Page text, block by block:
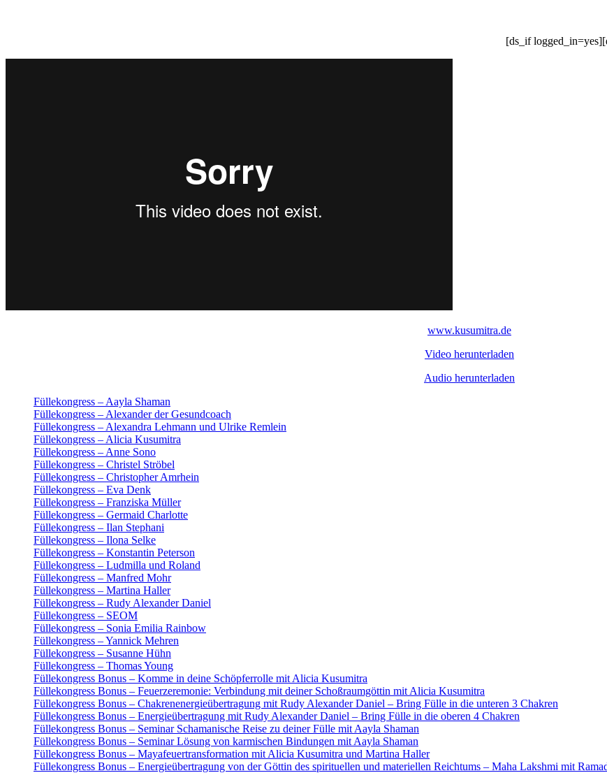
[ds_if
www.kusumitra.de
Video herunterladen
Audio herunterladen
Füllekongress – Aayla Shaman
Füllekongress – Alexander der Gesundcoach
Füllekongress – Alexandra Lehmann und Ulrike Remlein
Füllekongress – Alicia Kusumitra
Füllekongress – Anne Sono
Füllekongress – Christel Ströbel
Füllekongress – Christopher Amrhein
Füllekongress – Eva Denk
Füllekongress – Franziska Müller
Füllekongress – Germaid Charlotte
Füllekongress – Ilan Stephani
Füllekongress – Ilona Selke
Füllekongress – Konstantin Peterson
Füllekongress – Ludmilla und Roland
Füllekongress – Manfred Mohr
Füllekongress – Martina Haller
Füllekongress – Rudy Alexander Daniel
Füllekongress – SEOM
Füllekongress – Sonia Emilia Rainbow
Füllekongress – Yannick Mehren
Füllekongress – Susanne Hühn
Füllekongress – Thomas Young
Füllekongress Bonus – Komme in deine Schöpferrolle mit Alicia Kusumitra
Füllekongress Bonus – Feuerzeremonie: Verbindung mit deiner Schoßraumgöttin mit Alicia Kusumitra
Füllekongress Bonus – Chakrenenergieübertragung mit Rudy Alexander Daniel – Bring Fülle in die unteren 3 Chakren
Füllekongress Bonus – Energieübertragung mit Rudy Alexander Daniel – Bring Fülle in die oberen 4 Chakren
Füllekongress Bonus – Seminar Schamanische Reise zu deiner Fülle mit Aayla Shaman
Füllekongress Bonus – Seminar Lösung von karmischen Bindungen mit Aayla Shaman
Füllekongress Bonus – Mayafeuertransformation mit Alicia Kusumitra und Martina Haller
Füllekongress Bonus – Energieübertragung von der Göttin des spirituellen und materiellen Reichtums – Maha Lakshmi mit